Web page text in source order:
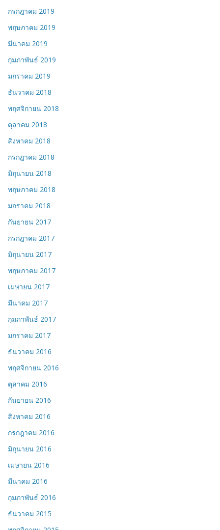
กรกฎาคม 2019
พฤษภาคม 2019
มีนาคม 2019
กุมภาพันธ์ 2019
มกราคม 2019
ธันวาคม 2018
พฤศจิกายน 2018
ตุลาคม 2018
สิงหาคม 2018
กรกฎาคม 2018
มิถุนายน 2018
พฤษภาคม 2018
มกราคม 2018
กันยายน 2017
กรกฎาคม 2017
มิถุนายน 2017
พฤษภาคม 2017
เมษายน 2017
มีนาคม 2017
กุมภาพันธ์ 2017
มกราคม 2017
ธันวาคม 2016
พฤศจิกายน 2016
ตุลาคม 2016
กันยายน 2016
สิงหาคม 2016
กรกฎาคม 2016
มิถุนายน 2016
เมษายน 2016
มีนาคม 2016
กุมภาพันธ์ 2016
ธันวาคม 2015